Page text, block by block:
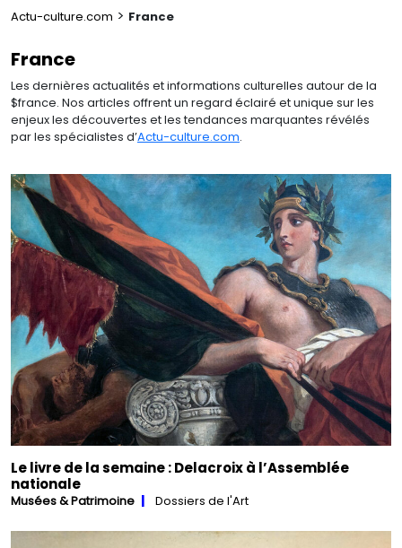
Actu-culture.com > France
France
Les dernières actualités et informations culturelles autour de la
$france. Nos articles offrent un regard éclairé et unique sur les
enjeux les découvertes et les tendances marquantes révélés
par les spécialistes d’Actu-culture.com.
Le livre de la semaine : Delacroix à l’Assemblée
nationale
Musées & Patrimoine Dossiers de l'Art